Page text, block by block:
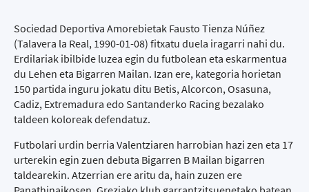
Sociedad Deportiva Amorebietak Fausto Tienza Núñez
(Talavera la Real, 1990-01-08) fitxatu duela iragarri nahi du.
Erdilariak ibilbide luzea egin du futbolean eta eskarmentua
du Lehen eta Bigarren Mailan. Izan ere, kategoria horietan
150 partida inguru jokatu ditu Betis, Alcorcon, Osasuna,
Cadiz, Extremadura edo Santanderko Racing bezalako
taldeen koloreak defendatuz.
Futbolari urdin berria Valentziaren harrobian hazi zen eta 17
urterekin egin zuen debuta Bigarren B Mailan bigarren
taldearekin. Atzerrian ere aritu da, hain zuzen ere